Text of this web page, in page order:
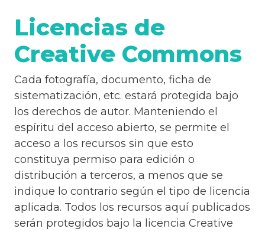
Licencias de
Creative Commons
Cada fotografía, documento, ficha de
sistematización, etc. estará protegida bajo
los derechos de autor. Manteniendo el
espíritu del acceso abierto, se permite el
acceso a los recursos sin que esto
constituya permiso para edición o
distribución a terceros, a menos que se
indique lo contrario según el tipo de licencia
aplicada. Todos los recursos aquí publicados
serán protegidos bajo la licencia Creative